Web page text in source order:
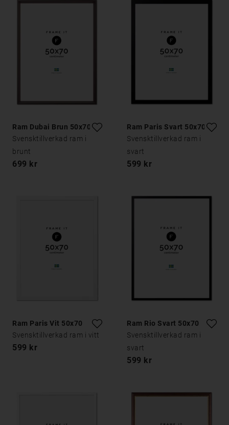
Ram Dubai Brun 50x70
Svensktillverkad ram i
brunt
699 kr
Ram Paris Svart 50x70
Svensktillverkad ram i
svart
599 kr
Ram Paris Vit 50x70
Svensktillverkad ram i vitt
599 kr
Ram Rio Svart 50x70
Svensktillverkad ram i
svart
599 kr